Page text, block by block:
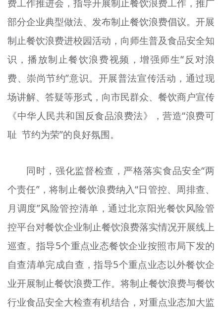
费工作推进会，指导开展制止餐饮浪费工作，推广
部分企业典型做法、发布制止餐饮浪费倡议。开展
制止餐饮浪费进校园活动，向师生普及食品安全知
识，播放制止餐饮浪费视频，增强师生“反对浪
费、崇尚节约”意识。开展普法宣传活动，通过现
场讲解、答疑等形式，向市民群众、餐饮商户宣传
《中华人民共和国反食品浪费法》，营造“浪费可
耻 节约为荣”的良好氛围。
同时，强化监督检查，严格落实食品安全“两
个责任”，将制止餐饮浪费纳入“日管控、周排查、
月调度”风险管控清单，通过北京阳光餐饮风险管
控平台对餐饮企业制止餐饮浪费落实情况开展线上
巡查。指导5个重点业态餐饮企业按照市局下发的
自查清单完成自查，指导5个重点业态以外餐饮企
业开展制止餐饮浪费工作。将制止餐饮浪费与餐饮
行业食品安全大检查有机结合，对重点业态加大监